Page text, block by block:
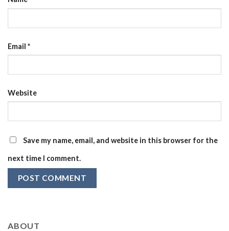
Email *
Website
Save my name, email, and website in this browser for the
next time I comment.
ABOUT